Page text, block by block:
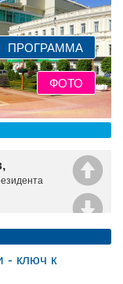
ПРОГРАММА
ФОТО
- ключ к